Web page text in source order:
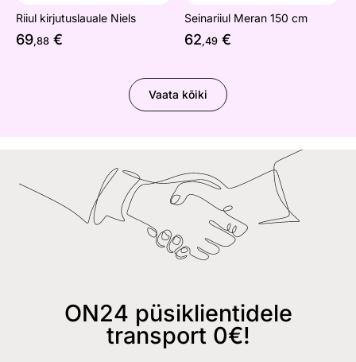
Riiul kirjutuslauale Niels
69,88 €
Seinariiul Meran 150 cm
62,49 €
Vaata kõiki
ON24 püsiklientidele
transport 0€!